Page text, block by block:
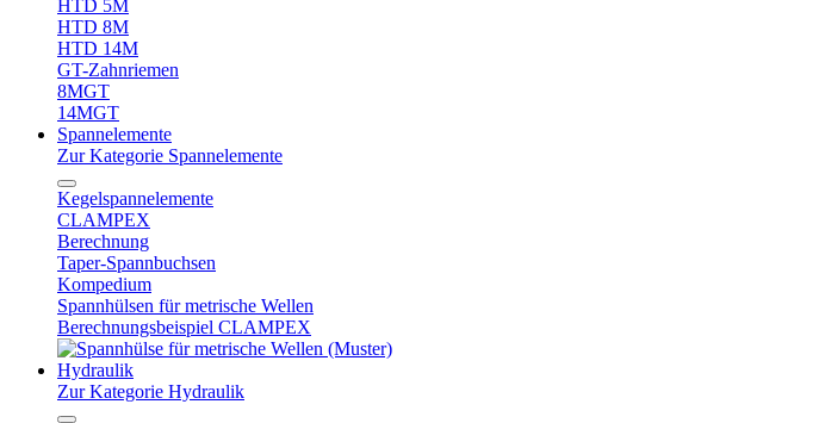
HTD 5M
HTD 8M
HTD 14M
GT-Zahnriemen
8MGT
14MGT
Spannelemente
Zur Kategorie Spannelemente
Kegelspannelemente
CLAMPEX
Berechnung
Taper-Spannbuchsen
Kompedium
Spannhülsen für metrische Wellen
Berechnungsbeispiel CLAMPEX
Hydraulik
Zur Kategorie Hydraulik